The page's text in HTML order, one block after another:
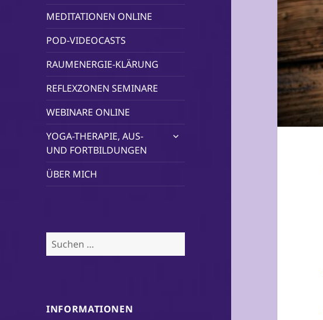
MEDITATIONEN ONLINE
POD-VIDEOCASTS
RAUMENERGIE-KLÄRUNG
REFLEXZONEN SEMINARE
WEBINARE ONLINE
YOGA-THERAPIE, AUS-
UND FORTBILDUNGEN
untermenü
ÜBER MICH
Suchen
nach:
INFORMATIONEN